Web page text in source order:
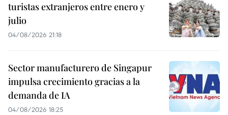
turistas extranjeros entre enero y
julio
04/08/2026 21:18
Sector manufacturero de Singapur
impulsa crecimiento gracias a la
demanda de IA
04/08/2026 18:25